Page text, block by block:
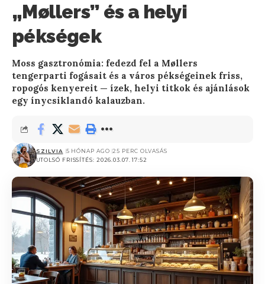
„Møllers” és a helyi
pékségek
Moss gasztronómia: fedezd fel a Møllers
tengerparti fogásait és a város pékségeinek friss,
ropogós kenyereit — ízek, helyi titkok és ajánlások
egy ínycsiklandó kalauzban.
UTOLSÓ FRISSÍTÉS: 2026.03.07. 17:52
SZILVIA 5 HÓNAP AGO 25 PERC OLVASÁS